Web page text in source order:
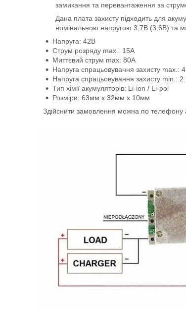
замикання та перевантаження за
Дана плата захисту підходить для
номінальною напругою 3,7В (3,6В) та
Напруга: 42В
Струм розряду max.: 15A
Миттєвий струм max: 80A
Напруга спрацьовування захисту max.:
Напруга спрацьовування захисту min.:
Тип хімії акумуляторів: Li-ion / Li-pol
Розміри: 63мм х 32мм х 10мм
Здійснити замовлення можна по телефону